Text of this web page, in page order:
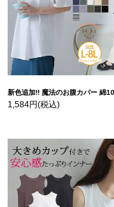
新色追加!! 魔法のお腹カバー 綿100 裾フレア Tシャツ | 大きいサイズの通販
1,584円(税込)